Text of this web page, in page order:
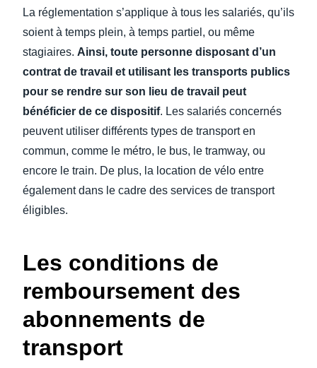
La réglementation s’applique à tous les salariés, qu’ils
soient à temps plein, à temps partiel, ou même
stagiaires. Ainsi, toute personne disposant d’un
contrat de travail et utilisant les transports publics
pour se rendre sur son lieu de travail peut
bénéficier de ce dispositif. Les salariés concernés
peuvent utiliser différents types de transport en
commun, comme le métro, le bus, le tramway, ou
encore le train. De plus, la location de vélo entre
également dans le cadre des services de transport
éligibles.
Les conditions de
remboursement des
abonnements de
transport